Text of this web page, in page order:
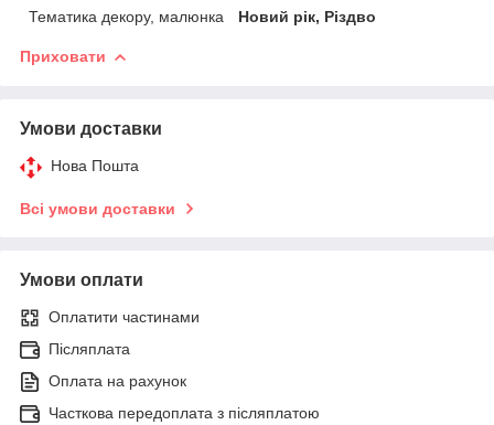
Тематика декору, малюнка Новий рік, Різдво
Приховати
Умови доставки
Нова Пошта
Всі умови доставки
Умови оплати
Оплатити частинами
Післяплата
Оплата на рахунок
Часткова передоплата з післяплатою